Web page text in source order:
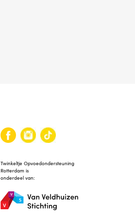
Twinkeltje Opvoedondersteuning
Rotterdam is
onderdeel van: